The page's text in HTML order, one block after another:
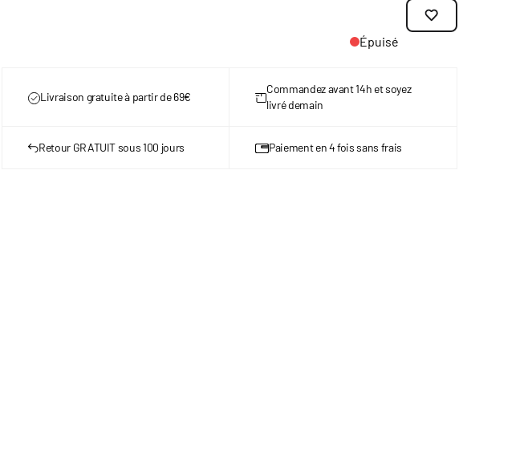
Épuisé
Livraison gratuite à partir de 69€
Commandez avant 14h et soyez
livré demain
Retour GRATUIT sous 100 jours Paiement en 4 fois sans frais